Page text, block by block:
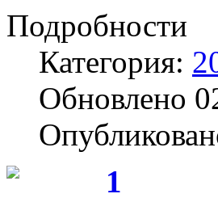
Подробности
Категория:
Обновлено